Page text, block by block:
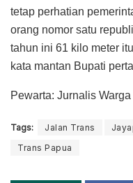
tetap perhatian
orang nomor satu
tahun ini 61 kilo meter
kata mantan Bupati
Pewarta: Jurnalis
Tags: Jalan Trans
Trans Papua